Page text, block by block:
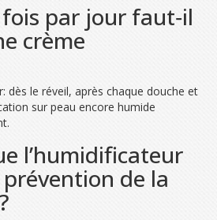
par jour faut‑il
crème
dès le réveil, après chaque douche et
sur peau encore humide
l’humidificateur
prévention de la